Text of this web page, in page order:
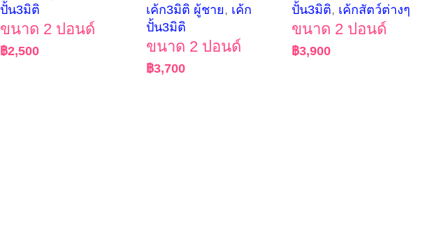
ปั้น3มิติ
ขนาด 2 ปอนด์
฿2,500
เค้ก3มิติ ผู้ชาย, เค้ก
ปั้น3มิติ
ขนาด 2 ปอนด์
฿3,700
ปั้น3มิติ, เค้กสัตว์ต่างๆ
ขนาด 2 ปอนด์
฿3,900